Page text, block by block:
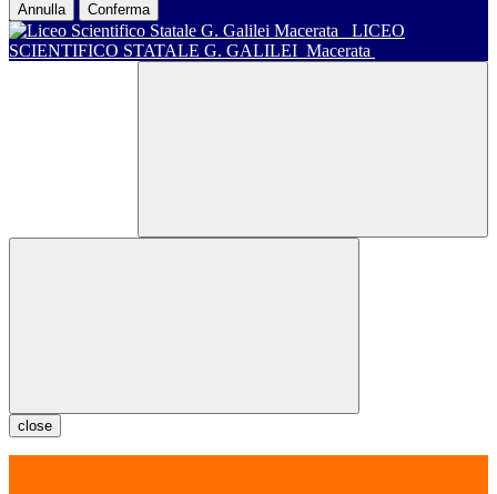
Annulla Conferma
LICEO
SCIENTIFICO STATALE G. GALILEI Macerata
close